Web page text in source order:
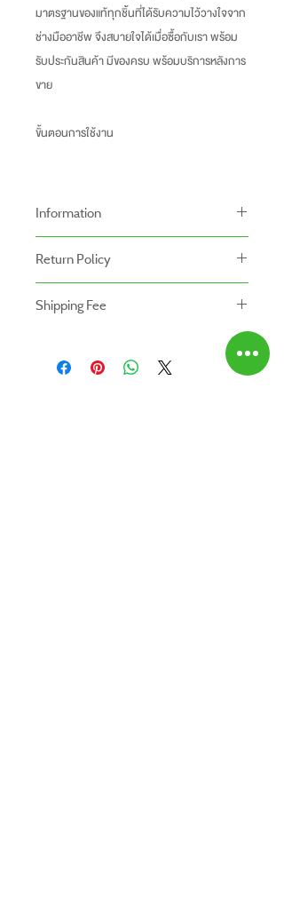
มาตรฐานของแท้ทุกชิ้นที่ได้รับความไว้วางใจจาก
ช่างมืออาชีพ จึงสบายใจได้เมื่อซื้อกับเรา พร้อม
รับประกันสินค้า มีของครบ พร้อมบริการหลังการ
ขาย
ขั้นตอนการใช้งาน
Information
หน้าร้านและสาขาของเรา
-ระยะเวลารับประกันสินค้าบนเว็ปไซท์อาจจะแตก
ต่างจากการซื้อสินค้าหน้าร้าน
Return Policy
- สินค้าสามารถคืนได้ภายใน 7 วัน หลังจากรับ
- สินค้าต้องอยู่ในสภาพที่สมบูรณ์ พร้อมกล่อง
Shipping Fee
- สินค้ายังไม่รวมค่าจัดส่ง ผู้ซื้อเป็นผู้รับผิดชอบ
ค่าจัดส่ง